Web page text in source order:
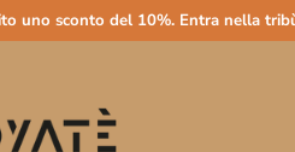
uno sconto del 10%. Entra nella